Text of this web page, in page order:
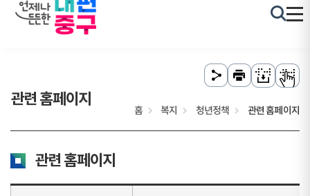
관련 홈페이지
홈 복지 청년정책 관련 홈페이지
관련 홈페이지